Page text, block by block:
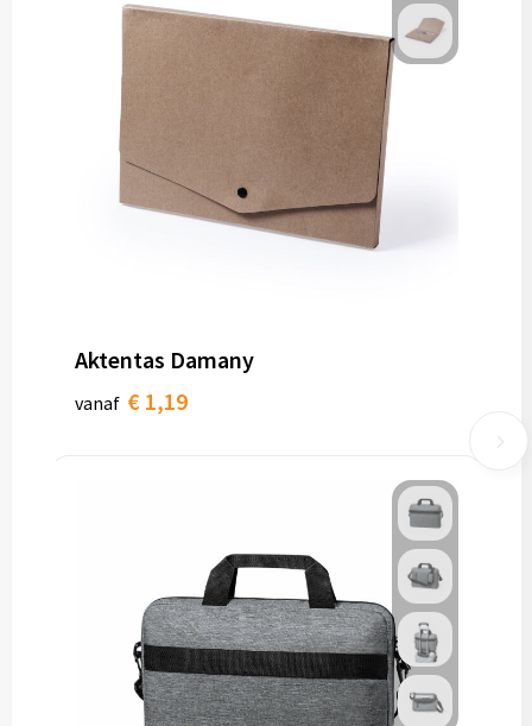
Aktentas Damany
vanaf € 1,19